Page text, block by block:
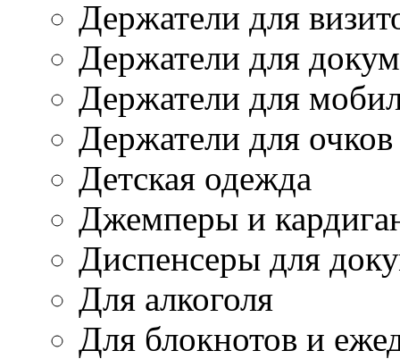
Держатели для
Держатели для
Держатели для
Держатели для очков
Детская одежда
Джемперы и
Диспенсеры для
Для алкоголя
Для блокнотов и